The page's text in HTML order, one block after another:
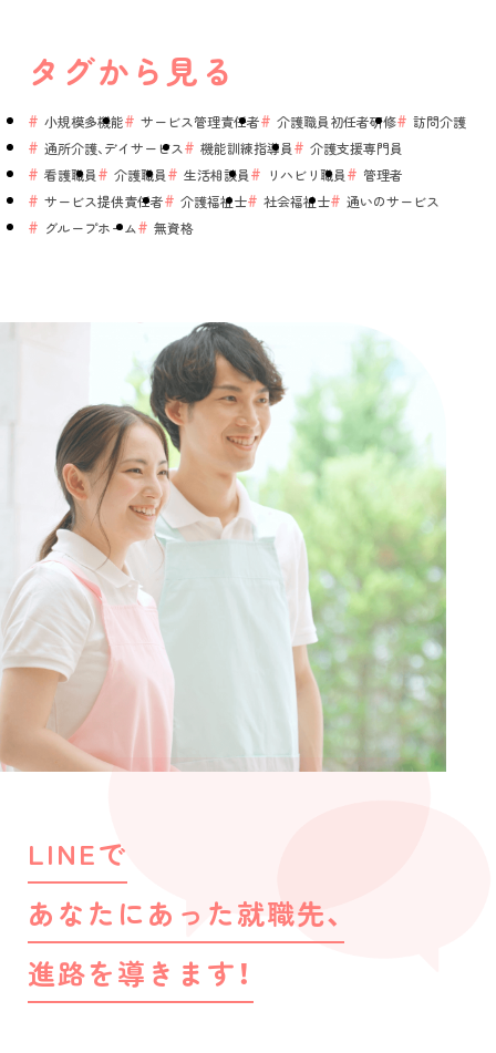
タグから見る
小規模多機能 サービス管理責任者 介護職員初任者研修
訪問介護
通所介護、デイサービス
機能訓練指導員
介護支援専門員
看護職員
介護職員 生活相談員 リハビリ職員
管理者
サービス提供責任者
介護福祉士 社会福祉士
通いのサービス
グループホーム
無資格
LINEで
あなたにあった就職先、
進路を導きます！